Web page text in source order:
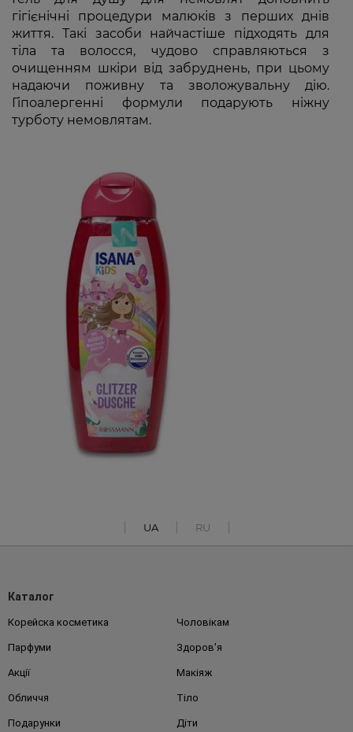
гігієнічні процедури малюків з перших днів
життя. Такі засоби найчастіше підходять для
тіла та волосся, чудово справляються з
очищенням шкіри від забруднень, при цьому
надаючи поживну та зволожувальну дію.
Гіпоалергенні формули подарують ніжну
турботу немовлятам.
UA RU
Каталог
Корейска косметика Чоловікам
Парфуми Здоров'я
Акції Макіяж
Обличчя Тіло
Подарунки Діти